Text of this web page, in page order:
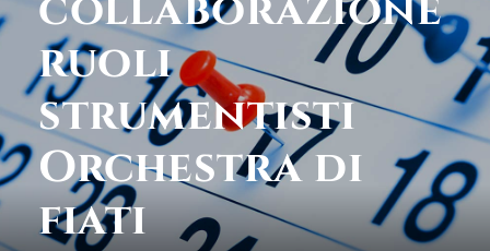
ruoli
strumentisti
Orchestra di
fiati